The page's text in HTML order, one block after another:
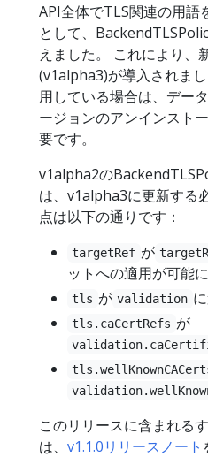
API全体でTLS関連の用語
として、
えました。 これにより、
(v1alpha3)が導入されま
用している場合は、デー
ージョンのアンインスト
要です。
v1alpha2の
は、v1alpha3に更新する
点は以下の通りです：
targetRef が
ットへの適用が可能
tls が validation
tls.caCertRefs が
このリリースに含まれる
は、 v1.1.0リリースノート